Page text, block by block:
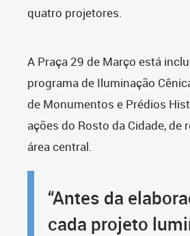
quatro projetores.
A Praça 29 de Março está
programa de Iluminação
de Monumentos e Prédios
ações do Rosto da Cidade, de
área central.
“Antes da
cada projeto